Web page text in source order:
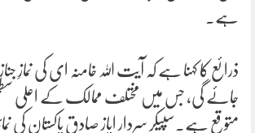
ہے۔
جائے گی، جس میں مختلف ممالک کے اعلی
متوقع ہے۔سپیکر سردار ایاز صادق پاکستان کی